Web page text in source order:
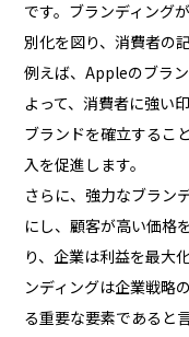
です。ブランディング
別化を図り、消費者の
例えば、Appleのブラ
よって、消費者に強い
ブランドを確立するこ
入を促進します。
さらに、強力なブラン
にし、顧客が高い価格
り、企業は利益を最大
ンディングは企業戦略
る重要な要素であると